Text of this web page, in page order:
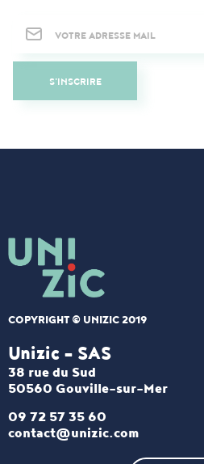
S'INSCRIRE
COPYRIGHT © UNIZIC 2019
Unizic - SAS​
38 rue du Sud
50560 Gouville-sur-Mer
09 72 57 35 60
contact@unizic.com